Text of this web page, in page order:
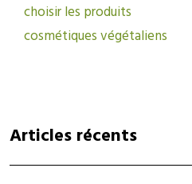
choisir les produits
cosmétiques végétaliens
Articles récents